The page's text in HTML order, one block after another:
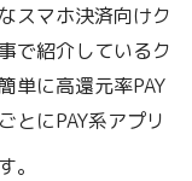
スマホ決済向けク
で紹介しているク
単に高還元率PAY
とにPAY系アプリ
。